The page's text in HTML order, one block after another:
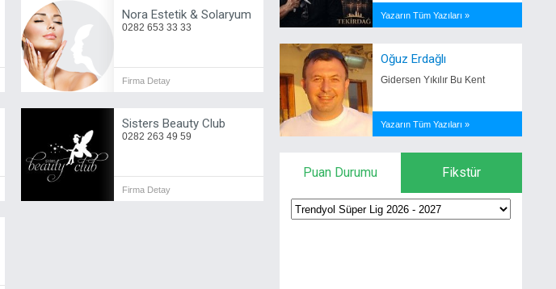
Nora Estetik & Solaryum
0282 653 33 33
Firma Detay
Sisters Beauty Club
0282 263 49 59
Firma Detay
Yazarın Tüm Yazıları »
Oğuz Erdağlı
Gidersen Yıkılır Bu Kent
Yazarın Tüm Yazıları »
Puan Durumu Fikstür